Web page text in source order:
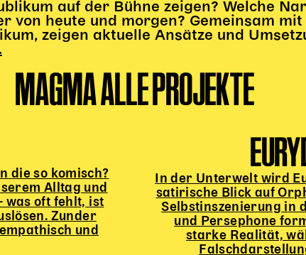
auf der Bühne zeigen? Welche
von heute und morgen? Gemeinsam
zeigen aktuelle Ansätze und
MAGMA ALLE PROJEKTE
die so komisch?
Alltag und
was oft fehlt, ist
Zunder
und
In der Unterwelt wird
satirische Blick auf
Selbstinszenierung in
und Persephone
starke Realität,